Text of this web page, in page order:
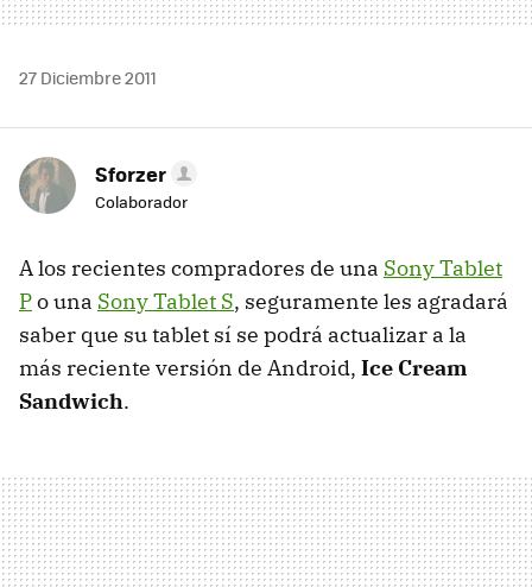
27 Diciembre 2011
Sforzer
Colaborador
A los recientes compradores de una Sony Tablet
Po una Sony Tablet S, seguramente les agradará
saber que su tablet sí se podrá actualizar a la
más reciente versión de Android, Ice Cream
Sandwich.